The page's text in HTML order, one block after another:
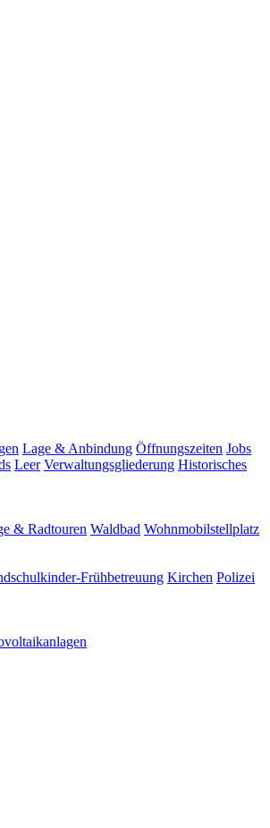
Lage & Anbindung Öffnungszeiten Jobs
Leer Verwaltungsgliederung Historisches
& Radtouren Waldbad Wohnmobilstellplatz
Frühbetreuung Kirchen Polizei